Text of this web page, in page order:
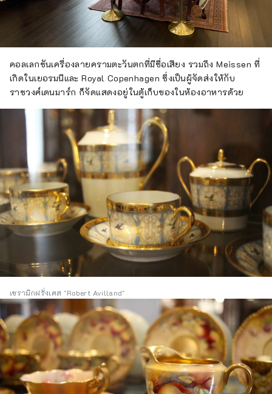
คอลเลกชันเครื่องลายครามตะวันตกที่มีชื่อเสียง รวมถึง Meissen ที่
เกิดในเยอรมนีและ Royal Copenhagen ซึ่งเป็นผู้จัดส่งให้กับ
ราชวงศ์เดนมาร์ก ก็จัดแสดงอยู่ในตู้เก็บของในห้องอาหารด้วย
เซรามิกฝรั่งเศส "Robert Avilland"